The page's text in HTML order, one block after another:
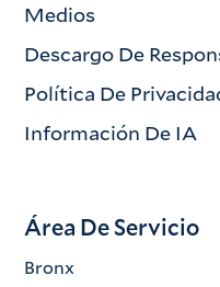
Medios
Descargo De
Política De
Información De IA
Área De Servicio
Bronx